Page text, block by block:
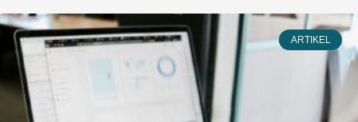
Kongres dan pameran internasional pertama di
kawasan Asia-Pasifik yang berfokus pada layanan
Hospital at Home (perawatan medis dan rumah
sakit berbasis di rumah). Diselenggarakan di
Taipei, Taiwan 2026.
ARTIKEL